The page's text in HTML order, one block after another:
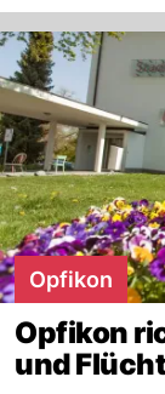
Opfikon
Opfikon
und